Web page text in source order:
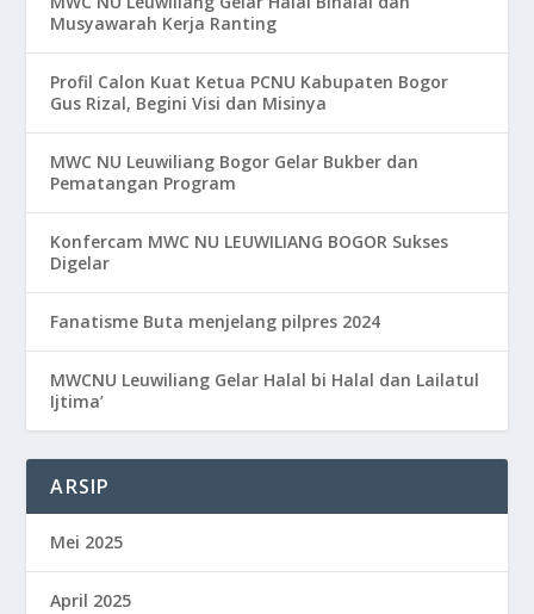
Musyawarah Kerja Ranting
Profil Calon Kuat Ketua PCNU Kabupaten Bogor
Gus Rizal, Begini Visi dan Misinya
MWC NU Leuwiliang Bogor Gelar Bukber dan
Pematangan Program
Konfercam MWC NU LEUWILIANG BOGOR Sukses
Digelar
Fanatisme Buta menjelang pilpres 2024
MWCNU Leuwiliang Gelar Halal bi Halal dan Lailatul
Ijtima’
ARSIP
Mei 2025
April 2025